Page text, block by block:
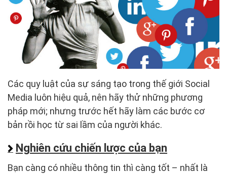
Các quy luật của sự sáng tạo trong thế giới Social
Media luôn hiệu quả, nên hãy thử những phương
pháp mới; nhưng trước hết hãy làm các bước cơ
bản rồi học từ sai lầm của người khác.
Nghiên cứu chiến lược của bạn
Bạn càng có nhiều thông tin thì càng tốt – nhất là